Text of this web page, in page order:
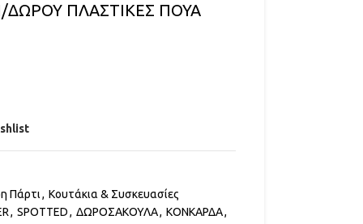
ΠΛΑΣΤΙΚΕΣ ΠΟΥΑ
Πάρτι, Κουτάκια & Συσκευασίες
, SPOTTED, ΔΩΡΟΣΑΚΟΥΛΑ, ΚΟΝΚΑΡΔΑ,